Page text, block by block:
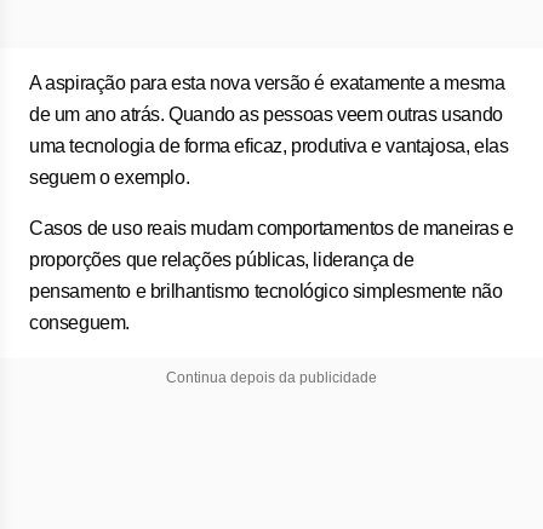
A aspiração para esta nova versão é exatamente a mesma
de um ano atrás. Quando as pessoas veem outras usando
uma tecnologia de forma eficaz, produtiva e vantajosa, elas
seguem o exemplo.
Casos de uso reais mudam comportamentos de maneiras e
proporções que relações públicas, liderança de
pensamento e brilhantismo tecnológico simplesmente não
conseguem.
Continua depois da publicidade